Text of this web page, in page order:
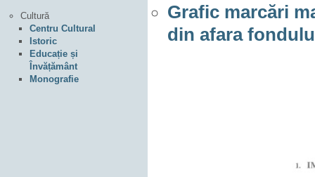
Grafic marcări
din afara
Cultură
Centru Cultural
Istoric
Educație și
Învățământ
Monografie